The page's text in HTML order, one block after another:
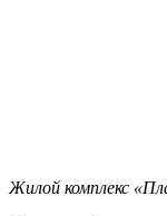
Жилой комплекс